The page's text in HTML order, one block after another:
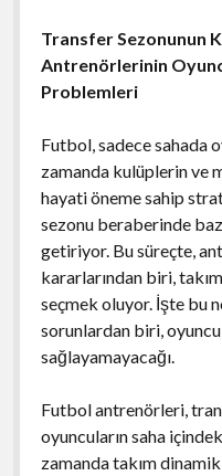
Transfer Sezonunun
Antrenörlerinin
Problemleri
Futbol, sadece sahada
zamanda kulüplerin ve
hayati öneme sahip
sezonu beraberinde
getiriyor. Bu süreçte,
kararlarından biri,
seçmek oluyor. İşte bu
sorunlardan biri,
sağlayamayacağı.
Futbol antrenörleri,
oyuncuların saha
zamanda takım